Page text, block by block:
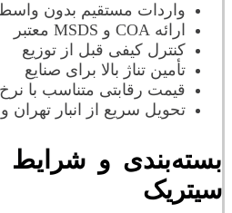
واردات مستقیم بدون
ارائه COA و MSDS معتبر
کنترل کیفی قبل از توزیع
تأمین تناژ بالا برای صنایع
قیمت رقابتی متناسب با
تحویل سریع از انبار تهران
بسته‌بندی و
سیتریک